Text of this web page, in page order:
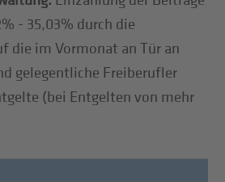
- 35,03% durch die
die im Vormonat an Tür an
gelegentliche Freiberufler
(bei Entgelten von mehr